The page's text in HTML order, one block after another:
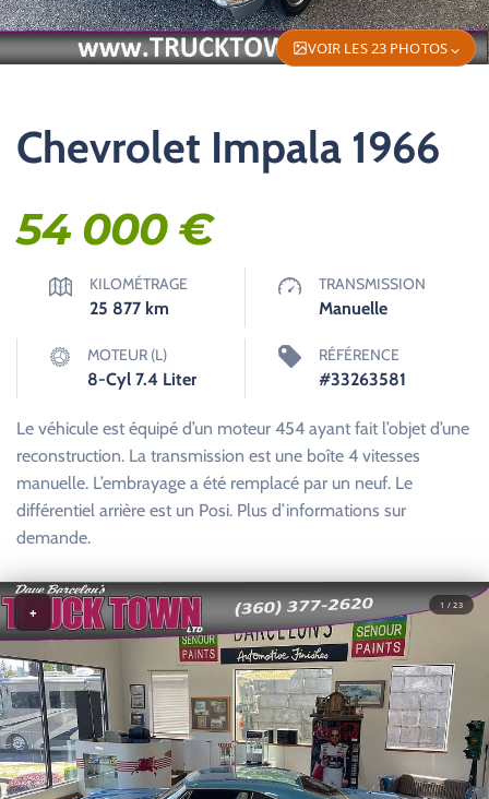
VOIR LES 23 PHOTOS
Chevrolet Impala 1966
54 000€
KILOMÉTRAGE
25 877 km
TRANSMISSION
Manuelle
MOTEUR (L)
8-Cyl 7.4 Liter
RÉFÉRENCE
#33263581
Le véhicule est équipé d’un moteur 454 ayant fait l’objet d’une
reconstruction. La transmission est une boîte 4 vitesses
manuelle. L’embrayage a été remplacé par un neuf. Le
différentiel arrière est un Posi. Plus d’informations sur
demande.
1 / 23
+